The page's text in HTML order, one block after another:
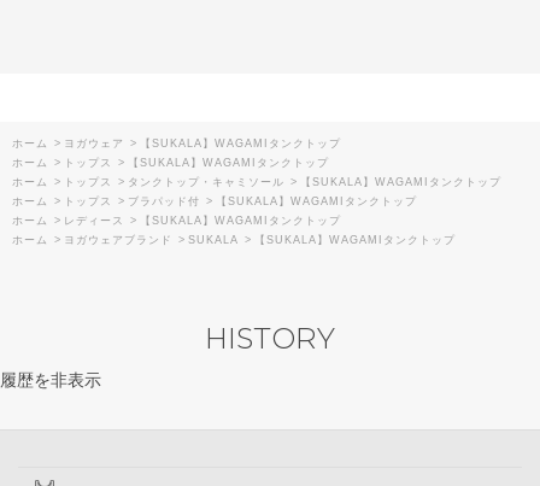
ホーム > ヨガウェア >
【SUKALA】WAGAMIタンクトップ
ホーム
> トップス >
【SUKALA】WAGAMIタンクトップ
ホーム
> トップス > タンクトップ・キャミソール >
【SUKALA】WAGAMIタンクトップ
ホーム
> トップス > ブラパッド付 >
【SUKALA】WAGAMIタンクトップ
ホーム
> レディース >
【SUKALA】WAGAMIタンクトップ
ホーム
> ヨガウェアブランド > SUKALA > 【SUKALA】WAGAMIタンクトップ
HISTORY
履歴を非表示